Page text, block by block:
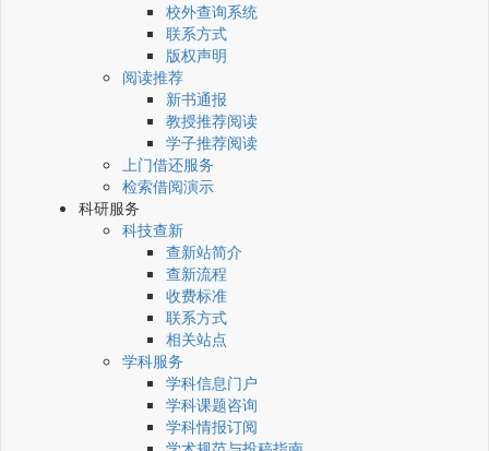
校外查询系统
联系方式
版权声明
阅读推荐
新书通报
教授推荐阅读
学子推荐阅读
上门借还服务
检索借阅演示
科研服务
科技查新
查新站简介
查新流程
收费标准
联系方式
相关站点
学科服务
学科信息门户
学科课题咨询
学科情报订阅